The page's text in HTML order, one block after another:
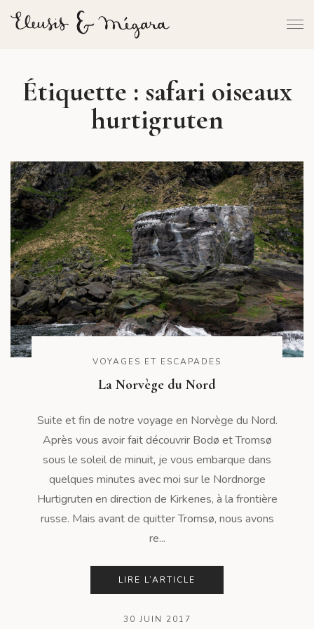
Étiquette : safari oiseaux
hurtigruten
VOYAGES ET ESCAPADES
La Norvège du Nord
Suite et fin de notre voyage en Norvège du Nord.
Après vous avoir fait découvrir Bodø et Tromsø
sous le soleil de minuit, je vous embarque dans
quelques minutes avec moi sur le Nordnorge
Hurtigruten en direction de Kirkenes, à la frontière
russe. Mais avant de quitter Tromsø, nous avons
re...
LIRE L’ARTICLE
30 JUIN 2017